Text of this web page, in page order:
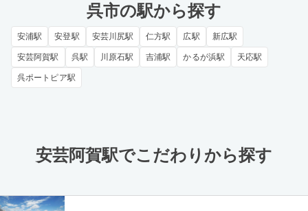
呉市の駅から探す
安浦駅 安登駅 安芸川尻駅 仁方駅 広駅 新広駅
安芸阿賀駅 呉駅 川原石駅 吉浦駅 かるが浜駅 天応駅
呉ポートピア駅
安芸阿賀駅でこだわりから探す